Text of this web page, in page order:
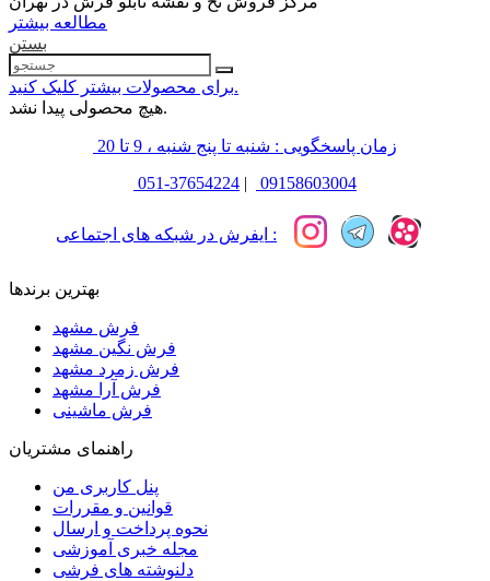
مطالعه بیشتر
بستن
برای محصولات بیشتر کلیک کنید.
هیچ محصولی پیدا نشد.
زمان پاسخگویی : شنبه تا پنج شنبه ، 9 تا 20
051-37654224 | 09158603004
ایفرش در شبکه های اجتماعی :
بهترین برندها
فرش مشهد
فرش نگین مشهد
فرش زمرد مشهد
فرش آرا مشهد
فرش ماشینی
راهنمای مشتریان
پنل کاربری من
قوانین و مقررات
نحوه پرداخت و ارسال
مجله خبری آموزشی
دلنوشته های فرشی